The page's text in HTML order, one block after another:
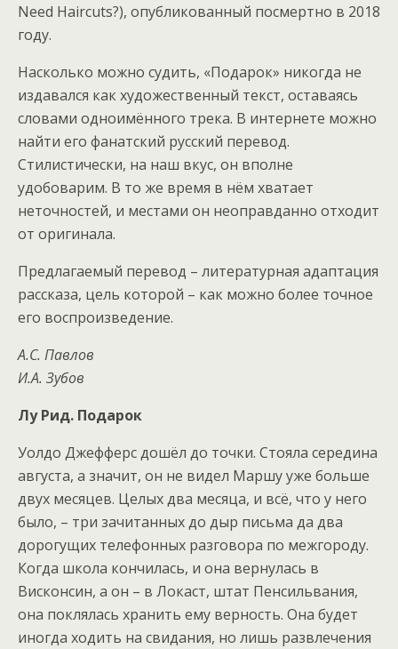
Need Haircuts?), опубликованный посмертно в 2018
году.
Насколько можно судить, «Подарок» никогда не
издавался как художественный текст, оставаясь
словами одноимённого трека. В интернете можно
найти его фанатский русский перевод.
Стилистически, на наш вкус, он вполне
удобоварим. В то же время в нём хватает
неточностей, и местами он неоправданно отходит
от оригинала.
Предлагаемый перевод – литературная адаптация
рассказа, цель которой – как можно более точное
его воспроизведение.
А.С. Павлов
И.А. Зубов
Лу Рид. Подарок
Уолдо Джефферс дошёл до точки. Стояла середина
августа, а значит, он не видел Маршу уже больше
двух месяцев. Целых два месяца, и всё, что у него
было, – три зачитанных до дыр письма да два
дорогущих телефонных разговора по межгороду.
Когда школа кончилась, и она вернулась в
Висконсин, а он – в Локаст, штат Пенсильвания,
она поклялась хранить ему верность. Она будет
иногда ходить на свидания, но лишь развлечения